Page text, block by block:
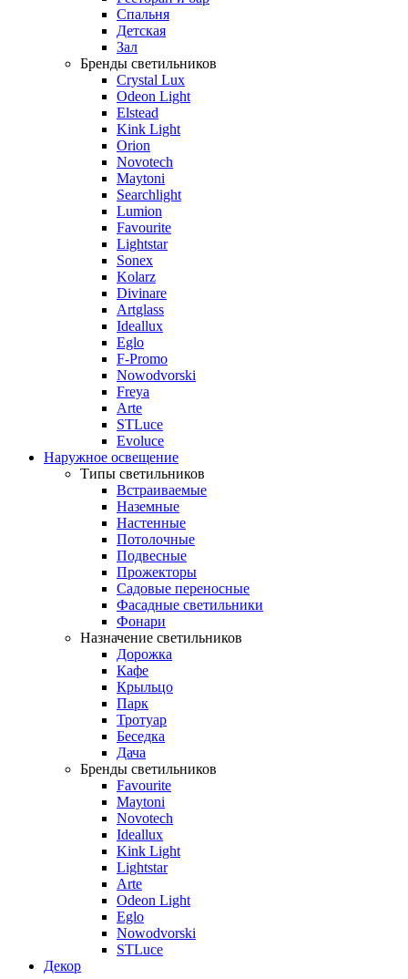
Спальня
Детская
Зал
Бренды светильников
Crystal Lux
Odeon Light
Elstead
Kink Light
Orion
Novotech
Maytoni
Searchlight
Lumion
Favourite
Lightstar
Sonex
Kolarz
Divinare
Artglass
Ideallux
Eglo
F-Promo
Nowodvorski
Freya
Arte
STLuce
Evoluce
Наружное освещение
Типы светильников
Встраиваемые
Наземные
Настенные
Потолочные
Подвесные
Прожекторы
Садовые переносные
Фасадные светильники
Фонари
Назначение светильников
Дорожка
Кафе
Крыльцо
Парк
Тротуар
Беседка
Дача
Бренды светильников
Favourite
Maytoni
Novotech
Ideallux
Kink Light
Lightstar
Arte
Odeon Light
Eglo
Nowodvorski
STLuce
Декор